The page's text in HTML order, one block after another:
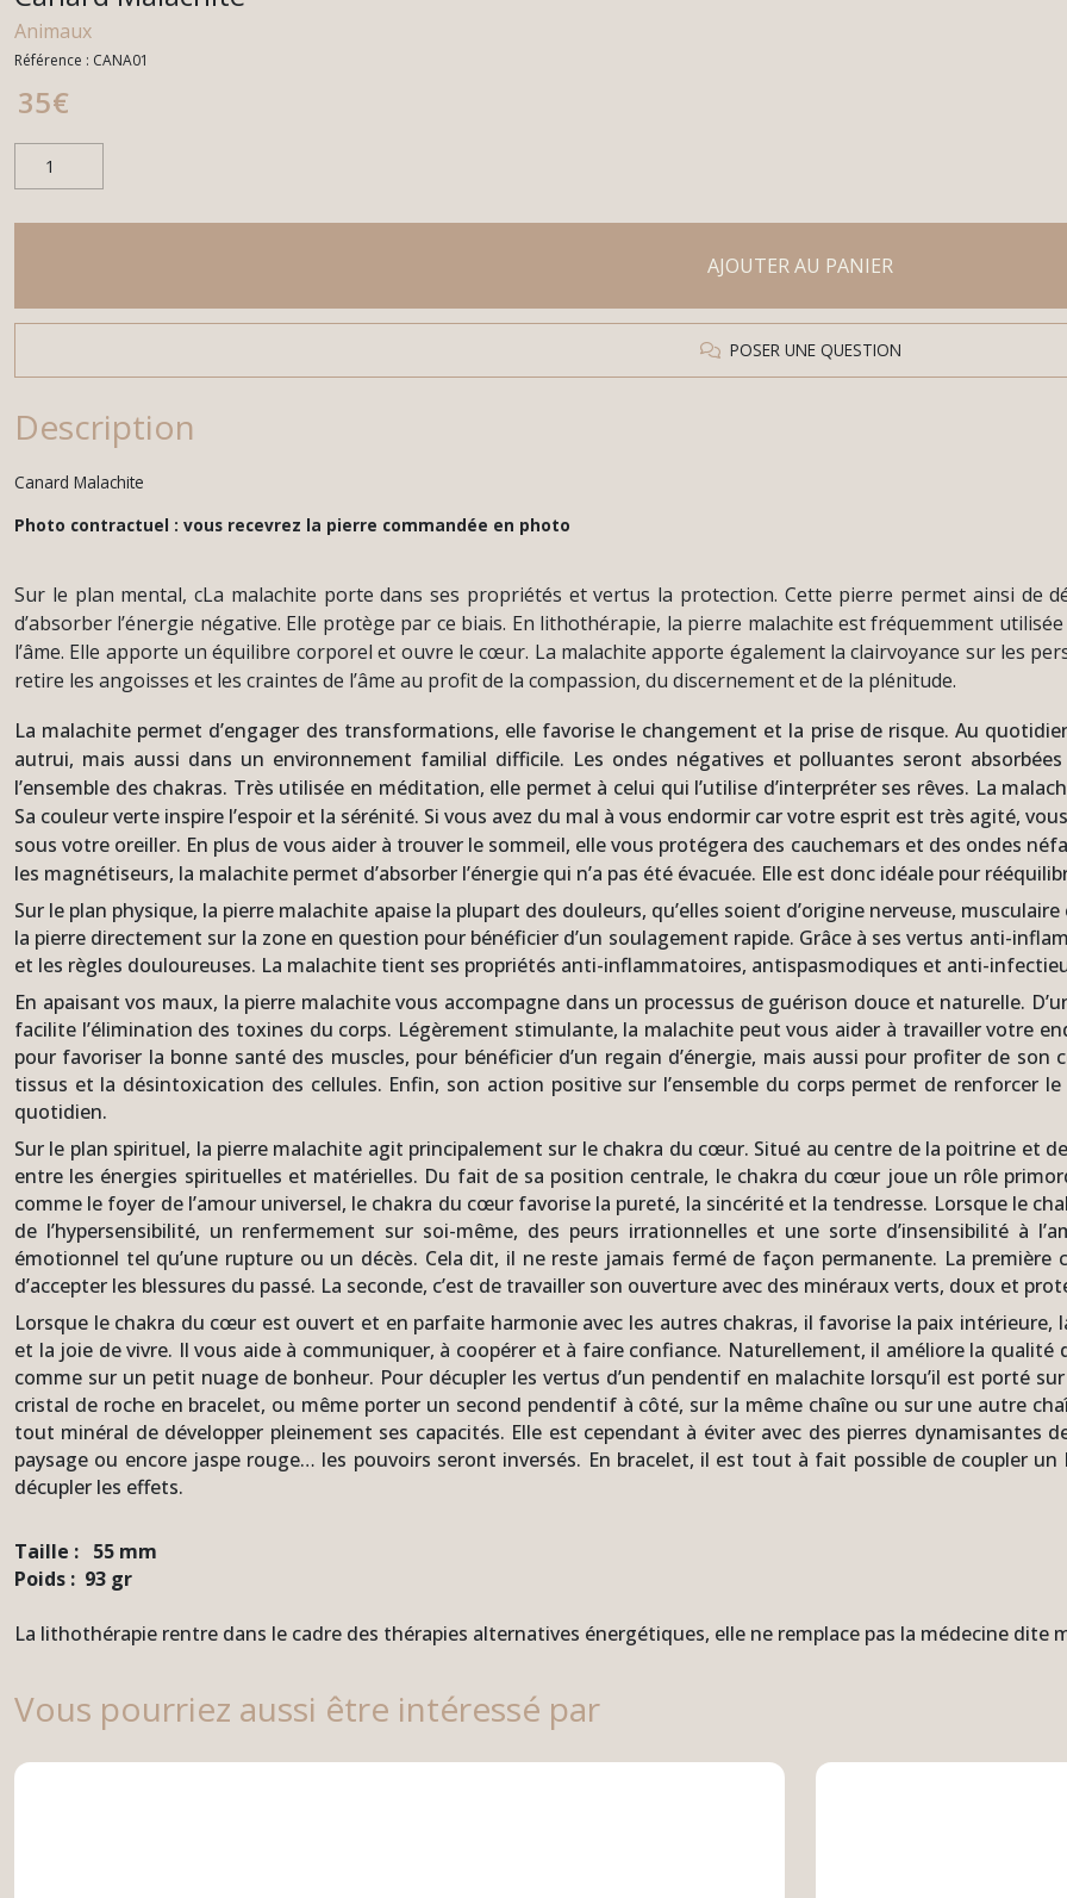
Animaux
Référence : CANA01
35€
AJOUTER AU PANIER
POSER UNE QUESTION
Description
Canard Malachite
Photo contractuel : vous recevrez la pierre commandée en photo
Sur le plan mental, cLa malachite porte dans ses propriétés et vertus la protection. Cette pierre permet ainsi de
d’absorber l’énergie négative. Elle protège par ce biais. En lithothérapie, la pierre malachite est fréquemment
l’âme. Elle apporte un équilibre corporel et ouvre le cœur. La malachite apporte également la clairvoyance sur les
retire les angoisses et les craintes de l’âme au profit de la compassion, du discernement et de la plénitude.
La malachite permet d’engager des transformations, elle favorise le changement et la prise de risque. Au
autrui, mais aussi dans un environnement familial difficile. Les ondes négatives et polluantes seront
l’ensemble des chakras. Très utilisée en méditation, elle permet à celui qui l’utilise d’interpréter ses rêves. La
Sa couleur verte inspire l’espoir et la sérénité. Si vous avez du mal à vous endormir car votre esprit est très agité,
sous votre oreiller. En plus de vous aider à trouver le sommeil, elle vous protégera des cauchemars et des ondes
les magnétiseurs, la malachite permet d’absorber l’énergie qui n’a pas été évacuée. Elle est donc idéale pour
Sur le plan physique, la pierre malachite apaise la plupart des douleurs, qu’elles soient d’origine nerveuse,
la pierre directement sur la zone en question pour bénéficier d’un soulagement rapide. Grâce à ses vertus anti-
et les règles douloureuses. La malachite tient ses propriétés anti-inflammatoires, antispasmodiques et anti-
En apaisant vos maux, la pierre malachite vous accompagne dans un processus de guérison douce et naturelle.
facilite l’élimination des toxines du corps. Légèrement stimulante, la malachite peut vous aider à travailler votre
pour favoriser la bonne santé des muscles, pour bénéficier d’un regain d’énergie, mais aussi pour profiter de
tissus et la désintoxication des cellules. Enfin, son action positive sur l’ensemble du corps permet de renforcer
quotidien.
Sur le plan spirituel, la pierre malachite agit principalement sur le chakra du cœur. Situé au centre de la poitrine et
entre les énergies spirituelles et matérielles. Du fait de sa position centrale, le chakra du cœur joue un rôle
comme le foyer de l’amour universel, le chakra du cœur favorise la pureté, la sincérité et la tendresse. Lorsque le
de l’hypersensibilité, un renfermement sur soi-même, des peurs irrationnelles et une sorte d’insensibilité à
émotionnel tel qu’une rupture ou un décès. Cela dit, il ne reste jamais fermé de façon permanente. La première
d’accepter les blessures du passé. La seconde, c’est de travailler son ouverture avec des minéraux verts, doux et
Lorsque le chakra du cœur est ouvert et en parfaite harmonie avec les autres chakras, il favorise la paix intérieure,
et la joie de vivre. Il vous aide à communiquer, à coopérer et à faire confiance. Naturellement, il améliore la
comme sur un petit nuage de bonheur. Pour décupler les vertus d’un pendentif en malachite lorsqu’il est porté
cristal de roche en bracelet, ou même porter un second pendentif à côté, sur la même chaîne ou sur une autre
tout minéral de développer pleinement ses capacités. Elle est cependant à éviter avec des pierres dynamisantes
paysage ou encore jaspe rouge… les pouvoirs seront inversés. En bracelet, il est tout à fait possible de coupler
décupler les effets.
Taille : 55 mm
Poids : 93 gr
La lithothérapie rentre dans le cadre des thérapies alternatives énergétiques, elle ne remplace pas la médecine dite
Vous pourriez aussi être intéressé par